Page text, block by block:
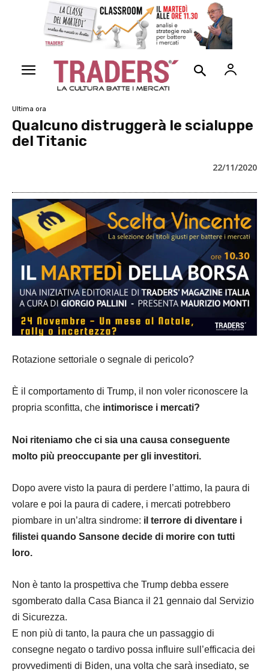
Ultima ora
Qualcuno distruggerà le scialuppe
del Titanic
22/11/2020
Rotazione settoriale o segnale di pericolo?
È il comportamento di Trump, il non voler riconoscere la
propria sconfitta, che intimorisce i mercati?
Noi riteniamo che ci sia una causa conseguente
molto più preoccupante per gli investitori.
Dopo avere visto la paura di perdere l’attimo, la paura di
volare e poi la paura di cadere, i mercati potrebbero
piombare in un’altra sindrome: il terrore di diventare i
filistei quando Sansone decide di morire con tutti
loro.
Non è tanto la prospettiva che Trump debba essere
sgomberato dalla Casa Bianca il 21 gennaio dal Servizio
di Sicurezza.
E non più di tanto, la paura che un passaggio di
consegne negato o tardivo possa influire sull’efficacia dei
provvedimenti di Biden, una volta che sarà insediato, se